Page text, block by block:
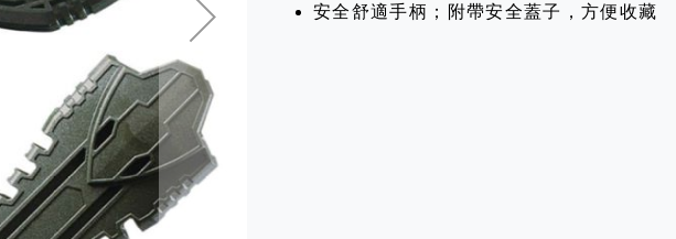
安全舒適手柄；附帶安全蓋子，方便收藏